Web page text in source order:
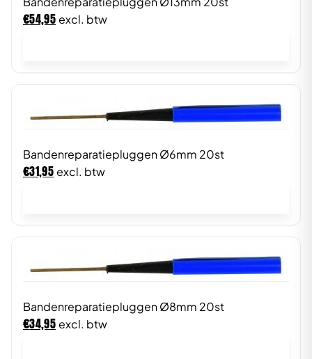
€54,95 excl. btw
Bandenreparatiepluggen Ø6mm 20st
€31,95 excl. btw
Bandenreparatiepluggen Ø8mm 20st
€34,95 excl. btw